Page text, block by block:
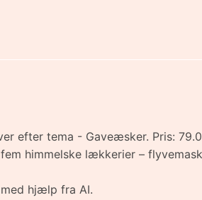
efter tema - Gaveæsker. Pris:
himmelske lækkerier –
hjælp fra AI.